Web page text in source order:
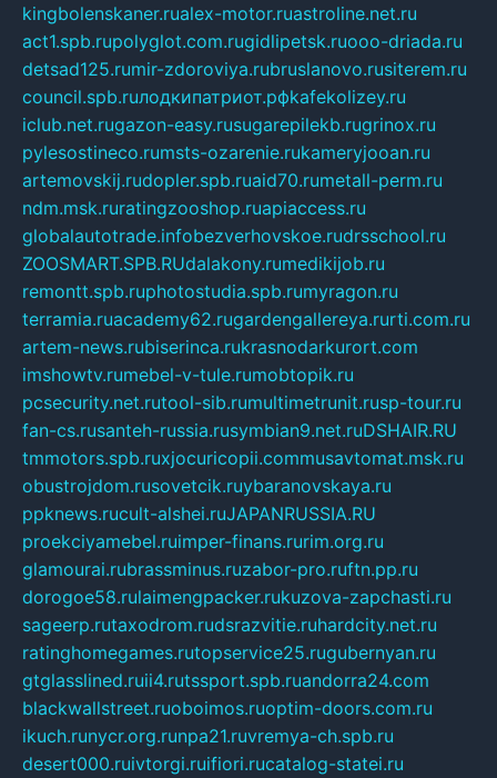
kingbolenskaner.rualex-motor.ruastroline.net.ru
act1.spb.rupolyglot.com.rugidlipetsk.ruooo-driada.ru
detsad125.rumir-zdoroviya.rubruslanovo.rusiterem.ru
council.spb.ruлодкипатриот.рфkafekolizey.ru
iclub.net.rugazon-easy.rusugarepilekb.rugrinox.ru
pylesostineco.rumsts-ozarenie.rukameryjooan.ru
artemovskij.rudopler.spb.ruaid70.rumetall-perm.ru
ndm.msk.ruratingzooshop.ruapiaccess.ru
globalautotrade.infobezverhovskoe.rudrsschool.ru
ZOOSMART.SPB.RUdalakony.rumedikijob.ru
remontt.spb.ruphotostudia.spb.rumyragon.ru
terramia.ruacademy62.rugardengallereya.rurti.com.ru
artem-news.rubiserinca.rukrasnodarkurort.com
imshowtv.rumebel-v-tule.rumobtopik.ru
pcsecurity.net.rutool-sib.rumultimetrunit.rusp-tour.ru
fan-cs.rusanteh-russia.rusymbian9.net.ruDSHAIR.RU
tmmotors.spb.ruxjocuricopii.commusavtomat.msk.ru
obustrojdom.rusovetcik.ruybaranovskaya.ru
ppknews.rucult-alshei.ruJAPANRUSSIA.RU
proekciyamebel.ruimper-finans.rurim.org.ru
glamourai.rubrassminus.ruzabor-pro.ruftn.pp.ru
dorogoe58.rulaimengpacker.rukuzova-zapchasti.ru
sageerp.rutaxodrom.rudsrazvitie.ruhardcity.net.ru
ratinghomegames.rutopservice25.rugubernyan.ru
gtglasslined.ruii4.rutssport.spb.ruandorra24.com
blackwallstreet.ruoboimos.ruoptim-doors.com.ru
ikuch.runycr.org.runpa21.ruvremya-ch.spb.ru
desert000.ruivtorgi.ruifiori.rucatalog-statei.ru